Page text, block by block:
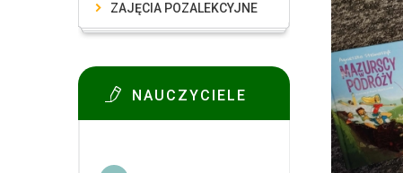
ZAJĘCIA POZALEKCYJNE
NAUCZYCIELE